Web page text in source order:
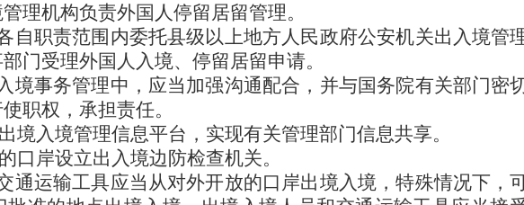
理机构负责外国人停留居留管理。
自职责范围内委托县级以上地方人民政府公安机关出入境管理
门受理外国人入境、停留居留申请。
境事务管理中，应当加强沟通配合，并与国务院有关部门密
职权，承担责任。
境入境管理信息平台，实现有关管理部门信息共享。
口岸设立出入境边防检查机关。
通运输工具应当从对外开放的口岸出境入境，特殊情况下，